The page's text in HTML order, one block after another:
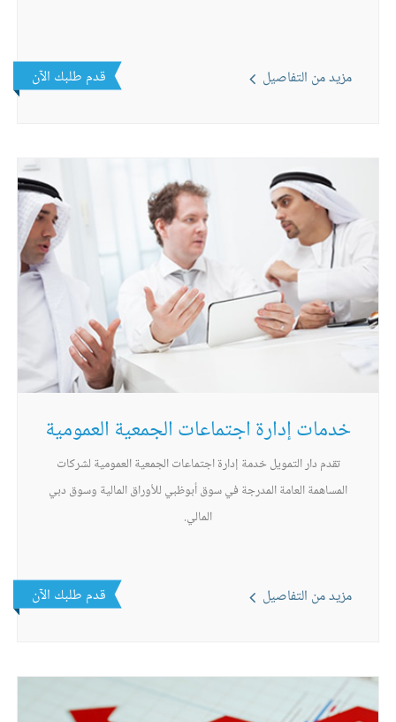
مزيد من التفاصيل قدم طلبك الآن
خدمات إدارة اجتماعات الجمعية العمومية
تقدم دار التمويل خدمة إدارة اجتماعات الجمعية العمومية لشركات
المساهمة العامة المدرجة في سوق أبوظبي للأوراق المالية وسوق دبي
المالي.
مزيد من التفاصيل قدم طلبك الآن